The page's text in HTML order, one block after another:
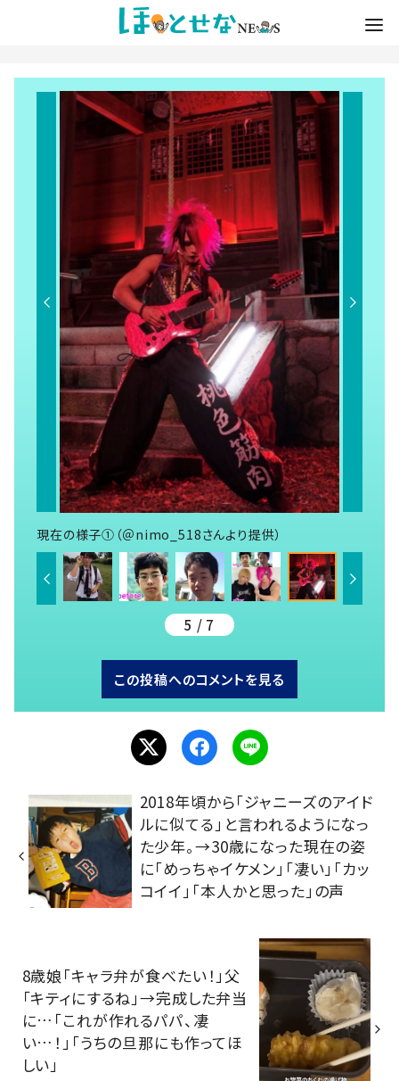
現在の様子①（＠nimo_518さんより提供）
5 / 7
この投稿へのコメントを見る
2018年頃から「ジャニーズのアイド
ルに似てる」と言われるようになっ
た少年。→30歳になった現在の姿
に「めっちゃイケメン」「凄い」「カッ
コイイ」「本人かと思った」の声
8歳娘「キャラ弁が食べたい！」父
「キティにするね」→完成した弁当
に…「これが作れるパパ、凄
い…！」「うちの旦那にも作ってほ
しい」